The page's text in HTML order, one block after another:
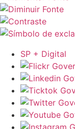
SP + Digital